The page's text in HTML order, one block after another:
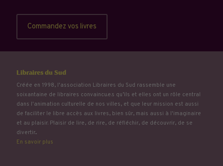
Commandez vos livres
Libraires du Sud
Créée en 1998, l'association Libraires du Sud rassemble une
soixantaine de libraires convaincu.e.s qu’ils et elles ont un rôle central
dans l'animation culturelle de nos villes, et que leur mission est aussi
de faciliter le libre accès aux livres, bien sûr, mais aussi à l'imaginaire
et au plaisir. Plaisir de lire, de rire, de réfléchir, de découvrir, de se
divertir...
En savoir plus